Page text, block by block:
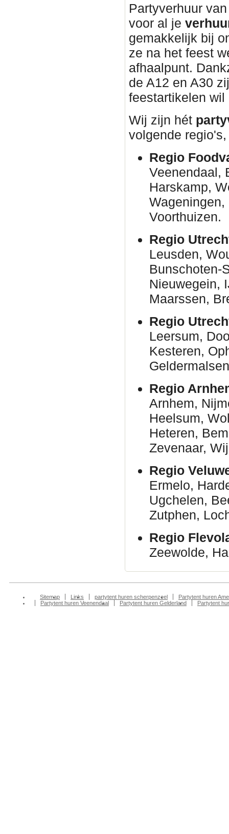
Partyverhuur
voor al je
gemakkelijk bij
ze na het feest
afhaalpunt.
de A12 en A30
feestartikelen wil
Wij zijn hét
volgende
Regio
Veenendaal,
Harskamp,
Voorthuizen.
Regio
Leusden,
Bunschoten-
Nieuwegein,
Maarssen,
Regio
Leersum,
Kesteren,
Regio
Arnhem,
Heelsum,
Heteren,
Zevenaar,
Regio
Ermelo,
Ugchelen,
Zutphen,
Regio
Zeewolde,
Sitemap Links partytent huren scherpenzeel
Partytent huren
Partytent huren Veenendaal
Partytent huren Gelderland Partytent